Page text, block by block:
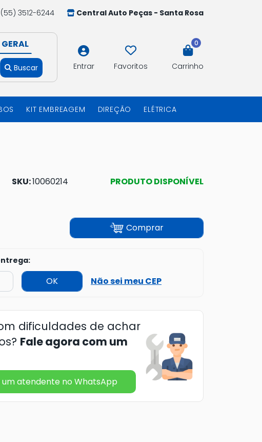
(55) 3512-6244
Central Auto Peças - Santa Rosa
GERAL
Buscar Entrar Favoritos
0
Carrinho
KIT EMBREAGEM DIREÇÃO ELÉTRICA
SKU:10060214 PRODUTO DISPONÍVEL
Comprar
OK Não sei meu CEP
dificuldades de achar
Fale agora com um
atendente no WhatsApp